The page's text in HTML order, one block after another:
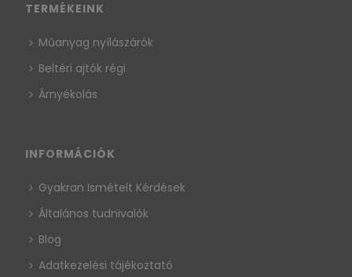
TERMÉKEINK
Műanyag nyílászárók
Beltéri ajtók régi
Árnyékolás
INFORMÁCIÓK
Gyakran Ismételt Kérdések
Általános tudnivalók
Blog
Adatkezelési tájékoztató